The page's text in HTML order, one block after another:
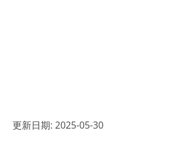
更新日期: 2025-05-30